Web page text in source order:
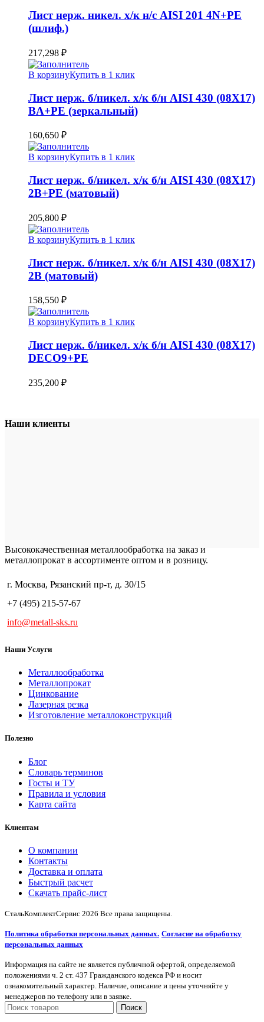
Лист нерж. никел. х/к н/с AISI 201 4N+PE
(шлиф.)
217,298 ₽
В корзинуКупить в 1 клик
Лист нерж. б/никел. х/к б/н AISI 430 (08Х17)
BA+PE (зеркальный)
160,650 ₽
В корзинуКупить в 1 клик
Лист нерж. б/никел. х/к б/н AISI 430 (08Х17)
2B+PE (матовый)
205,800 ₽
В корзинуКупить в 1 клик
Лист нерж. б/никел. х/к б/н AISI 430 (08Х17)
2B (матовый)
158,550 ₽
В корзинуКупить в 1 клик
Лист нерж. б/никел. х/к б/н AISI 430 (08Х17)
DECO9+PE
235,200 ₽
Наши клиенты
Высококачественная металлообработка на заказ и
металлопрокат в ассортименте оптом и в розницу.
г. Москва, Рязанский пр-т, д. 30/15
+7 (495) 215-57-67
info@metall-sks.ru
Наши Услуги
Металлообработка
Металлопрокат
Цинкование
Лазерная резка
Изготовление металлоконструкций
Полезно
Блог
Словарь терминов
Госты и ТУ
Правила и условия
Карта сайта
Клиентам
О компании
Контакты
Доставка и оплата
Быстрый расчет
Скачать прайс-лист
СтальКомплектСервис 2026 Все права защищены.
Политика обработки персональных данных. Согласие на обработку
персональных данных
Информация на сайте не является публичной офертой, определяемой
положениями ч. 2 ст. 437 Гражданского кодекса РФ и носит
ознакомительный характер. Наличие, описание и цены уточняйте у
менеджеров по телефону или в заявке.
Поиск